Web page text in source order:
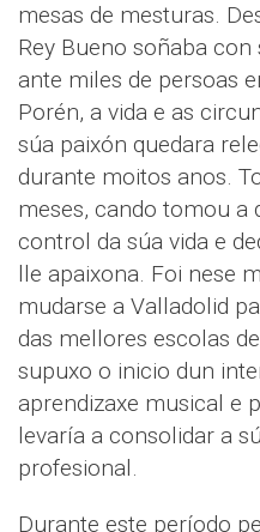
mesas de mesturas.
Rey Bueno soñaba
ante miles de persoas
Porén, a vida e as
súa paixón quedara
durante moitos anos.
meses, cando tomou a
control da súa vida e
lle apaixona. Foi nese
mudarse a Valladolid
das mellores escolas
supuxo o inicio dun
aprendizaxe musical e
levaría a consolidar a
profesional.
Durante este período